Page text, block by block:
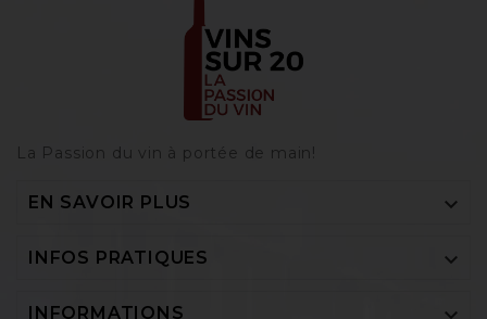
La Passion du vin à portée de main‎!
EN SAVOIR PLUS 
INFOS PRATIQUES 
INFORMATIONS